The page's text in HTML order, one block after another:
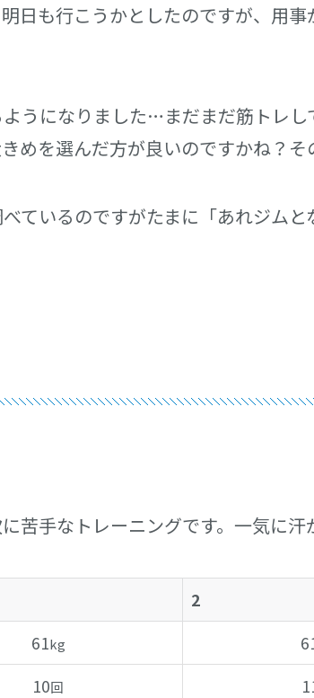
日も行こうかとしたのですが、用
うになりました…まだまだ筋トレ
めを選んだ方が良いのですかね？そ
ているのですがたまに「あれジム
苦手なトレーニングです。一気に
2
61kg
10回